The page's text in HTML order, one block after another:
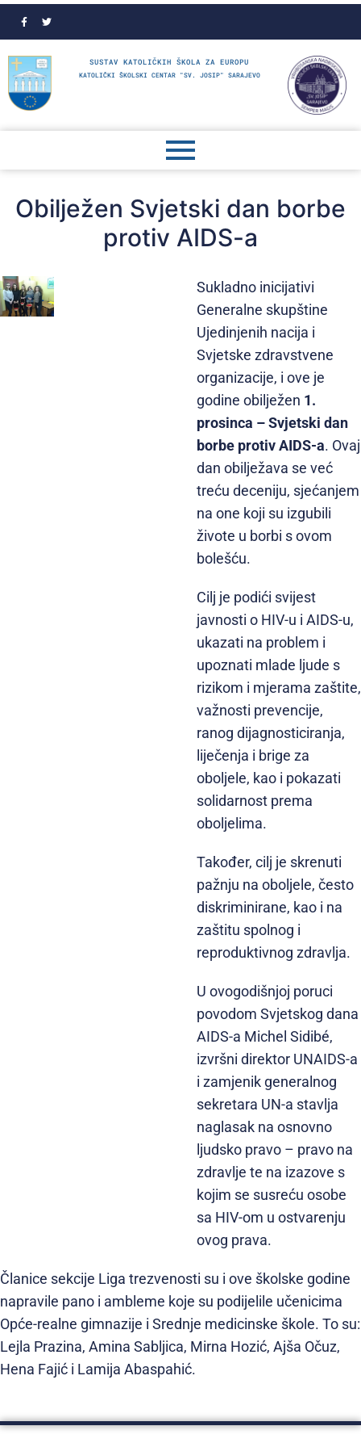
SUSTAV KATOLIČKIH ŠKOLA ZA EUROPU
KATOLIČKI ŠKOLSKI CENTAR "SV. JOSIP" SARAJEVO
Obilježen Svjetski dan borbe
protiv AIDS-a
Sukladno inicijativi
Generalne skupštine
Ujedinjenih nacija i
Svjetske zdravstvene
organizacije, i ove je
godine obilježen 1.
prosinca – Svjetski dan
borbe protiv AIDS-a. Ovaj
dan obilježava se već
treću deceniju, sjećanjem
na one koji su izgubili
živote u borbi s ovom
bolešću.
Cilj je podići svijest
javnosti o HIV-u i AIDS-u,
ukazati na problem i
upoznati mlade ljude s
rizikom i mjerama zaštite,
važnosti prevencije,
ranog dijagnosticiranja,
liječenja i brige za
oboljele, kao i pokazati
solidarnost prema
oboljelima.
Također, cilj je skrenuti
pažnju na oboljele, često
diskriminirane, kao i na
zaštitu spolnog i
reproduktivnog zdravlja.
U ovogodišnjoj poruci
povodom Svjetskog dana
AIDS-a Michel Sidibé,
izvršni direktor UNAIDS-a
i zamjenik generalnog
sekretara UN-a stavlja
naglasak na osnovno
ljudsko pravo – pravo na
zdravlje te na izazove s
kojim se susreću osobe
sa HIV-om u ostvarenju
ovog prava.
Članice sekcije Liga trezvenosti su i ove školske godine
napravile pano i ambleme koje su podijelile učenicima
Opće-realne gimnazije i Srednje medicinske škole. To su:
Lejla Prazina, Amina Sabljica, Mirna Hozić, Ajša Očuz,
Hena Fajić i Lamija Abaspahić.